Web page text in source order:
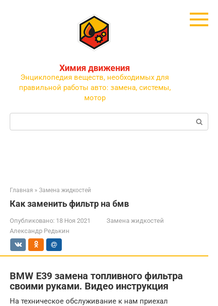
Химия движения
Энциклопедия веществ, необходимых для
правильной работы авто: замена, системы,
мотор
Поиск:
Главная » Замена жидкостей
Как заменить фильтр на бмв
Опубликовано: 18 Ноя 2021
Замена жидкостей
Александр Редькин
BMW E39 замена топливного фильтра
своими руками. Видео инструкция
На техническое обслуживание к нам приехал